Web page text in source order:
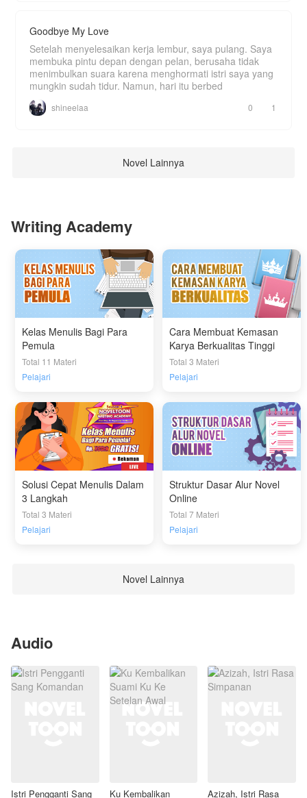
Goodbye My Love
Setelah menyelesaikan kerja lembur, saya pulang. Saya
membuka pintu depan dengan pelan, berusaha tidak
menimbulkan suara karena menghormati istri saya yang
mungkin sudah tidur. Namun, hari itu berbed
shineelaa 0 1
Novel Lainnya
Writing Academy
Kelas Menulis Bagi Para
Pemula
Total 11 Materi
Pelajari
Cara Membuat Kemasan
Karya Berkualitas Tinggi
Total 3 Materi
Pelajari
Solusi Cepat Menulis Dalam
3 Langkah
Total 3 Materi
Pelajari
Struktur Dasar Alur Novel
Online
Total 7 Materi
Pelajari
Novel Lainnya
Audio
Istri Pengganti Sang Ku Kembalikan Azizah, Istri Rasa